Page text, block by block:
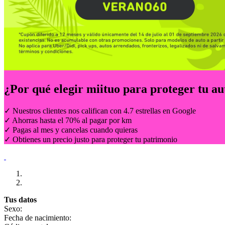
¿Por qué elegir miituo para proteger tu
✓ Nuestros clientes nos califican con 4.7 estrellas en Google
✓ Ahorras hasta el 70% al pagar por km
✓ Pagas al mes y cancelas cuando quieras
✓ Obtienes un precio justo para proteger tu patrimonio
Tus datos
Sexo:
Fecha de nacimiento: